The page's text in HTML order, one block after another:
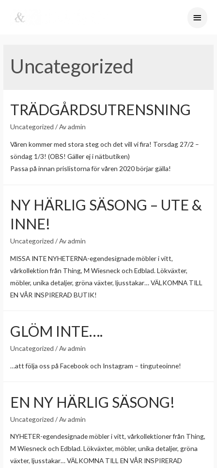
Uncategorized
TRÄDGÅRDSUTRENSNING
Uncategorized / Avadmin
Våren kommer med stora steg och det vill vi fira! Torsdag 27/2 –
söndag 1/3! (OBS! Gäller ej i nätbutiken)
Passa på innan prislistorna för våren 2020 börjar gälla!
NY HÄRLIG SÄSONG – UTE &
INNE!
Uncategorized / Avadmin
MISSA INTE NYHETERNA-egendesignade möbler i vitt,
vårkollektion från Thing, M Wiesneck och Edblad. Lökväxter,
möbler, unika detaljer, gröna växter, ljusstakar… VÄLKOMNA TILL
EN VÅR INSPIRERAD BUTIK!
GLÖM INTE….
Uncategorized / Avadmin
…att följa oss på Facebook och Instagram – tinguteoinne!
EN NY HÄRLIG SÄSONG!
Uncategorized / Avadmin
NYHETER-egendesignade möbler i vitt, vårkollektioner från Thing,
M Wiesneck och Edblad. Lökväxter, möbler, unika detaljer, gröna
växter, ljusstakar… VÄLKOMNA TILL EN VÅR INSPIRERAD